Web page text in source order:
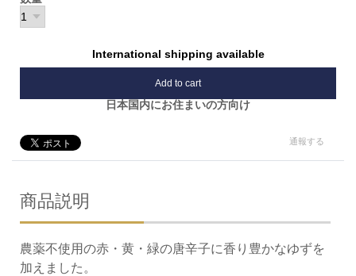
International shipping available
Add to cart
日本国内にお住まいの方向け
通報する
商品説明
農薬不使用の赤・黄・緑の唐辛子に香り豊かなゆずを
加えました。